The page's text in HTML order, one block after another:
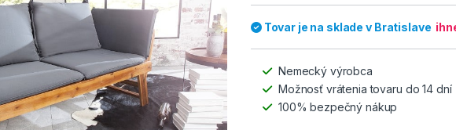
Tovar je na sklade v Bratislave
Nemecký výrobca
Možnosť vrátenia tovaru do 14 dní
100% bezpečný nákup